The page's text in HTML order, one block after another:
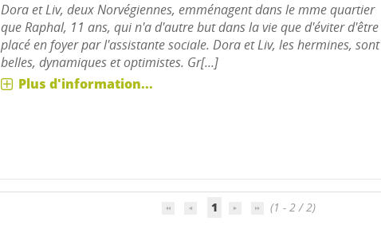
Dora et Liv, deux Norvégiennes, emménagent dans le mme quartier
que Raphal, 11 ans, qui n'a d'autre but dans la vie que d'éviter d'être
placé en foyer par l'assistante sociale. Dora et Liv, les hermines, sont
belles, dynamiques et optimistes. Gr[...]
Plus d'information...
1 (1 - 2 / 2)